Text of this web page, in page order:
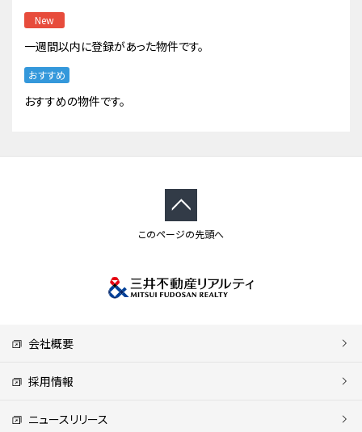
New
一週間以内に登録があった物件です。
おすすめ
おすすめの物件です。
このページの先頭へ
会社概要
採用情報
ニュースリリース